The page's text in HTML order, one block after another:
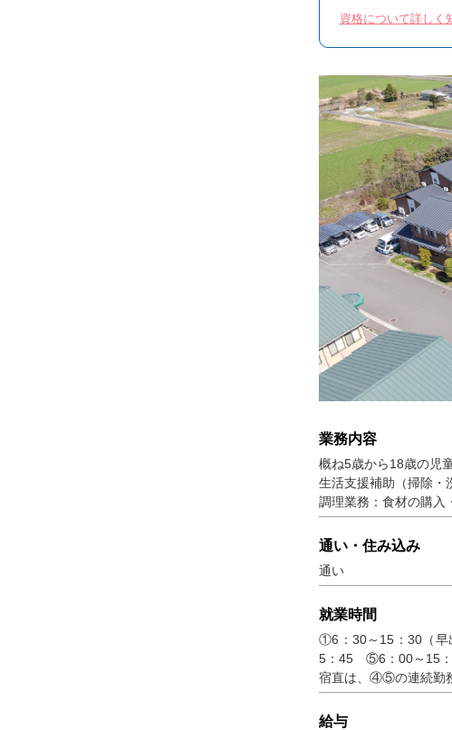
資格について詳しく
業務内容
概ね5歳から18歳の児
生活支援補助（掃除・
調理業務：食材の購入
通い・住み込み
通い
就業時間
①6：30～15：30（
5：45 ⑤6：00～15
宿直は、④⑤の連続勤
給与